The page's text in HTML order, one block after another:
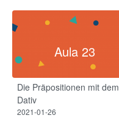
Aula 23
Die Präpositionen mit dem
Dativ​
2021-01-26